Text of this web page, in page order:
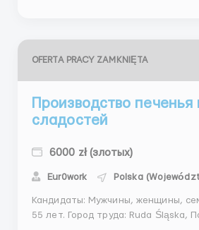
OFERTA PRACY ZAMKNIĘTA
Производство печенья
сладостей
6000 zł (злотых)
Eur0work Polska
Кандидаты: Мужчины, женщины,
55 лет. Город труда: Ruda Śląska, Польша. Зарплата: